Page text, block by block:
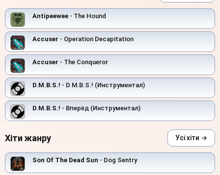
Antipeewee - The Hound
Accuser - Operation Decapitation
Accuser - The Conqueror
D.M.B.S.! - D.M.B.S.! (Инструментал)
D.M.B.S.! - Вперёд (Инструментал)
Хіти жанру Усі хіти →
Son Of The Dead Sun - Dog Sentry